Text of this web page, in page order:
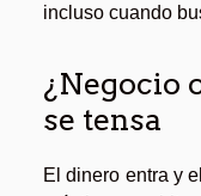
incluso cuando
¿Negocio
se tensa
El dinero entra y